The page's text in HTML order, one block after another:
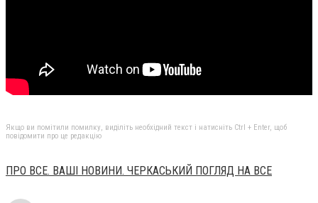
Якщо ви помітили помилку, виділіть необхідний текст і натисніть Ctrl + Enter, щоб
повідомити про це редакцію
ПРО ВСЕ. ВАШІ НОВИНИ. ЧЕРКАСЬКИЙ ПОГЛЯД НА ВСЕ